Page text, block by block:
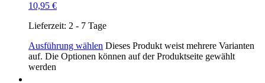
10,95 €
Lieferzeit: 2 - 7 Tage
Ausführung wählen Dieses Produkt weist mehrere Varianten
auf. Die Optionen können auf der Produktseite gewählt
werden